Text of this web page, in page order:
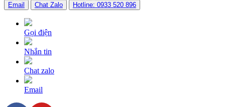
Email Chat Zalo Hotline: 0933 520 896
Gọi điện
Nhắn tin
Chat zalo
Email